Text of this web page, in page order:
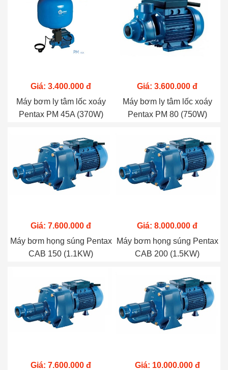
Giá: 3.400.000 đ
Máy bơm ly tâm lốc xoáy
Pentax PM 45A (370W)
Giá: 3.600.000 đ
Máy bơm ly tâm lốc xoáy
Pentax PM 80 (750W)
Giá: 7.600.000 đ
Máy bơm họng súng Pentax
CAB 150 (1.1KW)
Giá: 8.000.000 đ
Máy bơm họng súng Pentax
CAB 200 (1.5KW)
Giá: 7.600.000 đ
Giá: 10.000.000 đ